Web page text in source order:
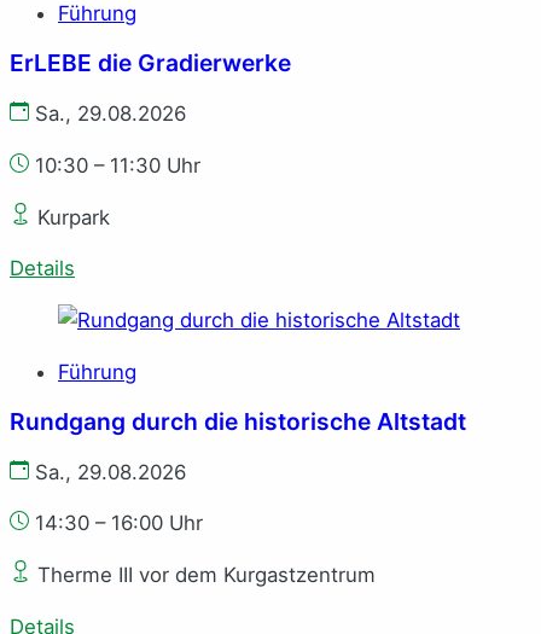
Führung
ErLEBE die Gradierwerke
Sa., 29.08.2026
10:30 – 11:30 Uhr
Kurpark
Details
Führung
Rundgang durch die historische Altstadt
Sa., 29.08.2026
14:30 – 16:00 Uhr
Therme III vor dem Kurgastzentrum
Details